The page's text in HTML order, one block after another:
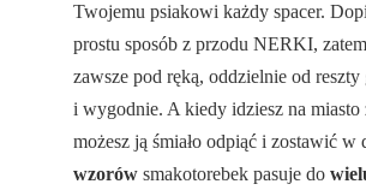
Twojemu psiakowi każdy spacer.
prostu sposób z przodu NERKI,
zawsze pod ręką, oddzielnie od
i wygodnie. A kiedy idziesz na
możesz ją śmiało odpiąć i zostawić
wzorów smakotorebek pasuje do